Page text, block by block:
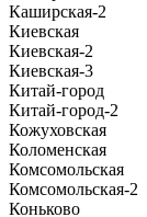
Каширская-2
Киевская
Киевская-2
Киевская-3
Китай-город
Китай-город-2
Кожуховская
Коломенская
Комсомольская
Комсомольская-2
Коньково